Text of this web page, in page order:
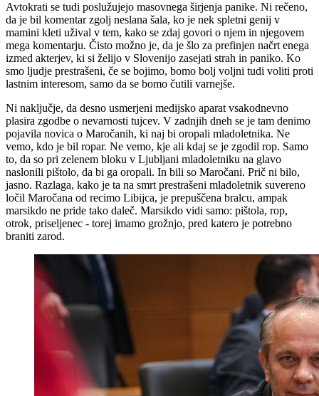
Avtokrati se tudi poslužujejo masovnega širjenja panike. Ni rečeno,
da je bil komentar zgolj neslana šala, ko je nek spletni genij v
mamini kleti užival v tem, kako se zdaj govori o njem in njegovem
mega komentarju. Čisto možno je, da je šlo za prefinjen načrt enega
izmed akterjev, ki si želijo v Slovenijo zasejati strah in paniko. Ko
smo ljudje prestrašeni, če se bojimo, bomo bolj voljni tudi voliti proti
lastnim interesom, samo da se bomo čutili varnejše.
Ni naključje, da desno usmerjeni medijsko aparat vsakodnevno
plasira zgodbe o nevarnosti tujcev. V zadnjih dneh se je tam denimo
pojavila novica o Maročanih, ki naj bi oropali mladoletnika. Ne
vemo, kdo je bil ropar. Ne vemo, kje ali kdaj se je zgodil rop. Samo
to, da so pri zelenem bloku v Ljubljani mladoletniku na glavo
naslonili pištolo, da bi ga oropali. In bili so Maročani. Prič ni bilo,
jasno. Razlaga, kako je ta na smrt prestrašeni mladoletnik suvereno
ločil Maročana od recimo Libijca, je prepuščena bralcu, ampak
marsikdo ne pride tako daleč. Marsikdo vidi samo: pištola, rop,
otrok, priseljenec - torej imamo grožnjo, pred katero je potrebno
braniti zarod.